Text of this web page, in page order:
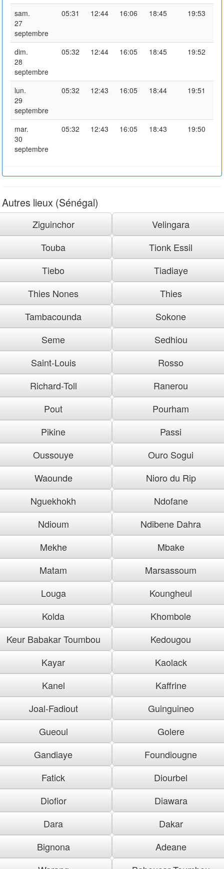
sam.
27
septembre
05:31 12:44 16:06 18:45 19:53
dim.
28
septembre
05:32 12:44 16:05 18:45 19:52
lun.
29
septembre
05:32 12:43 16:05 18:44 19:51
mar.
30
septembre
05:32 12:43 16:05 18:43 19:50
Autres lieux (Sénégal)
Ziguinchor
Velingara
Touba
Tionk Essil
Tiebo
Tiadiaye
Thies Nones
Thies
Tambacounda
Sokone
Seme
Sedhiou
Saint-Louis
Rosso
Richard-Toll
Ranerou
Pout
Pourham
Pikine
Passi
Oussouye
Ouro Sogui
Waounde
Nioro du Rip
Nguekhokh
Ndofane
Ndioum
Ndibene Dahra
Mekhe
Mbake
Matam
Marsassoum
Louga
Koungheul
Kolda
Khombole
Keur Babakar Toumbou
Kedougou
Kayar
Kaolack
Kanel
Kaffrine
Joal-Fadiout
Guinguineo
Gueoul
Golere
Gandiaye
Foundiougne
Fatick
Diourbel
Diofior
Diawara
Dara
Dakar
Bignona
Adeane